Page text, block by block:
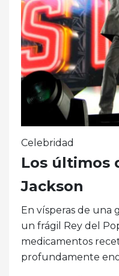
Celebridad
Los últimos
Jackson
En vísperas de una
un frágil Rey del
medicamentos
profundamente